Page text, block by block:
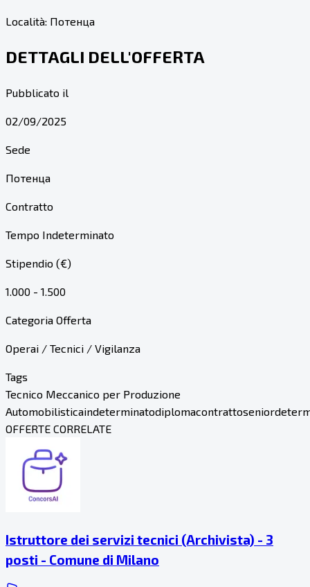
Località: Потенца
DETTAGLI DELL'OFFERTA
Pubblicato il
02/09/2025
Sede
Потенца
Contratto
Tempo Indeterminato
Stipendio (€)
1.000 - 1.500
Categoria Offerta
Operai / Tecnici / Vigilanza
Tags
Tecnico Meccanico per Produzione
Automobilisticaindeterminatodiplomacontrattosenior
OFFERTE CORRELATE
Istruttore dei servizi tecnici (Archivista) - 3
posti - Comune di Milano